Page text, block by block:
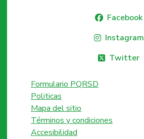
Facebook
Instagram
Twitter
Formulario PQRSD
Politicas
Mapa del sitio
Términos y condiciones
Accesibilidad